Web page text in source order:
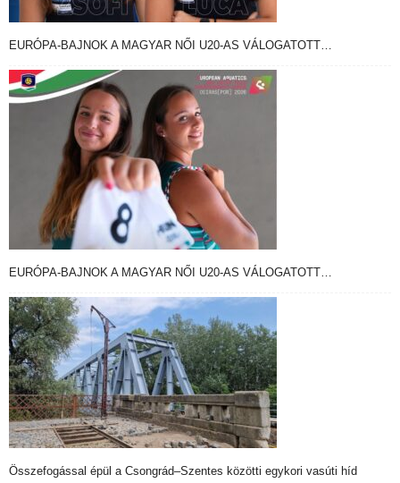
EURÓPA-BAJNOK A MAGYAR NŐI U20-AS VÁLOGATOTT…
EURÓPA-BAJNOK A MAGYAR NŐI U20-AS VÁLOGATOTT…
Összefogással épül a Csongrád–Szentes közötti egykori vasúti híd